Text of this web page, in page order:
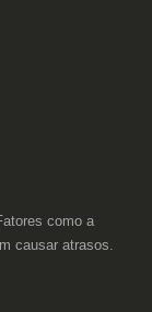
como a
causar atrasos.